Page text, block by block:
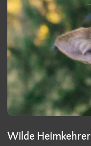
Wilde Heimkehrer